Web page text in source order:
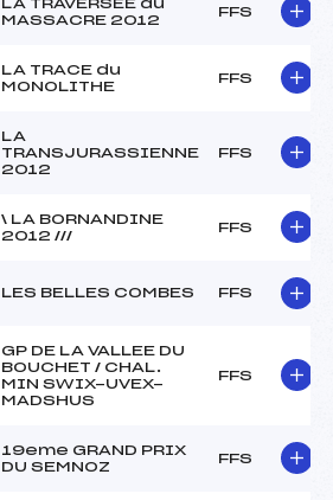
LA TRAVERSEE du
MASSACRE 2012
FFS
LA TRACE du
MONOLITHE
FFS
LA
TRANSJURASSIENNE
2012
FFS
\ LA BORNANDINE
2012 ///
FFS
LES BELLES COMBES FFS
GP DE LA VALLEE DU
BOUCHET / CHAL.
MIN SWIX-UVEX-
MADSHUS
FFS
19eme GRAND PRIX
DU SEMNOZ
FFS